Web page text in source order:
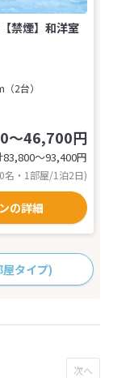
禁煙】和洋室
2台）
～46,700円
83,800〜93,400円
名・1部屋/1泊2日)
の詳細
タイプ)